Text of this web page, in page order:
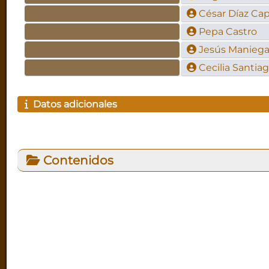
César Díaz
Pepa Castro
Jesús Maniega
Cecilia
Datos adicionales
Contenidos